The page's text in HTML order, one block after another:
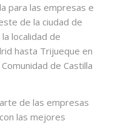
para las empresas e
de la ciudad de
localidad de
hasta Trijueque en
de Castilla
de las empresas
las mejores